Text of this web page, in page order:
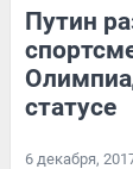
Путин
статусе
6 декабря,